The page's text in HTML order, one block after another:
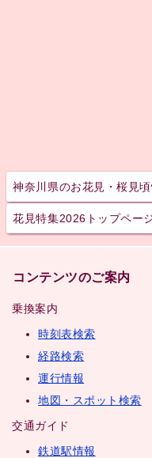
神奈川県のお花見・桜見
花見特集2026トップペー
コンテンツのご案内
乗換案内
時刻表検索
経路検索
運行情報
地図・スポット検索
交通ガイド
鉄道駅情報